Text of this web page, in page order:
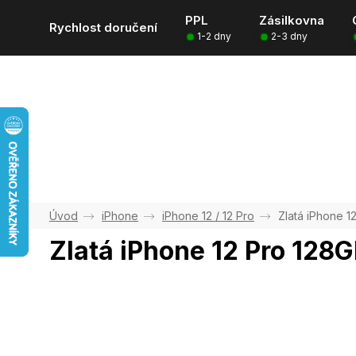
Rychlost doručení PPL Zásilkovna
1-2 dny 2-3 dny
iPhone iPhone 12 / 12 Pro Zlatá iPhone
Zlatá iPhone 12 Pro